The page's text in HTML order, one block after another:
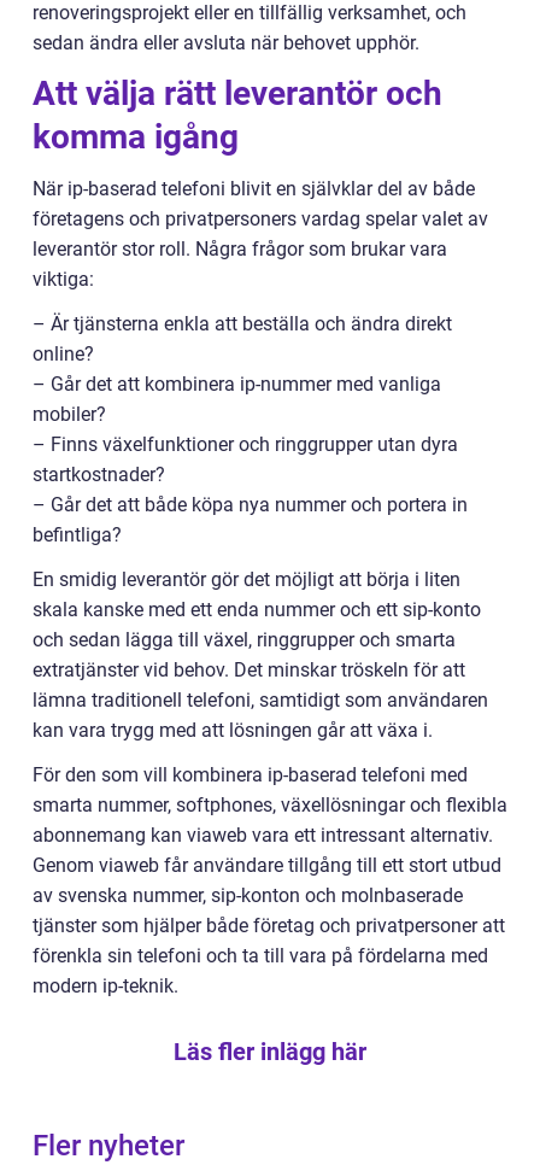
renoveringsprojekt eller en tillfällig verksamhet, och
sedan ändra eller avsluta när behovet upphör.
Att välja rätt leverantör och
komma igång
När ip-baserad telefoni blivit en självklar del av både
företagens och privatpersoners vardag spelar valet av
leverantör stor roll. Några frågor som brukar vara
viktiga:
– Är tjänsterna enkla att beställa och ändra direkt
online?
– Går det att kombinera ip-nummer med vanliga
mobiler?
– Finns växelfunktioner och ringgrupper utan dyra
startkostnader?
– Går det att både köpa nya nummer och portera in
befintliga?
En smidig leverantör gör det möjligt att börja i liten
skala kanske med ett enda nummer och ett sip-konto
och sedan lägga till växel, ringgrupper och smarta
extratjänster vid behov. Det minskar tröskeln för att
lämna traditionell telefoni, samtidigt som användaren
kan vara trygg med att lösningen går att växa i.
För den som vill kombinera ip-baserad telefoni med
smarta nummer, softphones, växellösningar och flexibla
abonnemang kan viaweb vara ett intressant alternativ.
Genom viaweb får användare tillgång till ett stort utbud
av svenska nummer, sip-konton och molnbaserade
tjänster som hjälper både företag och privatpersoner att
förenkla sin telefoni och ta till vara på fördelarna med
modern ip-teknik.
Läs fler inlägg här
Fler nyheter